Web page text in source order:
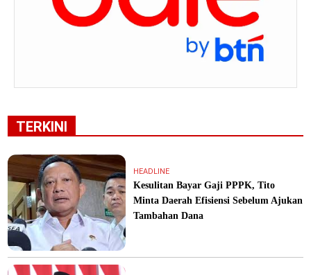
TERKINI
HEADLINE
Kesulitan Bayar Gaji PPPK, Tito
Minta Daerah Efisiensi Sebelum Ajukan
Tambahan Dana